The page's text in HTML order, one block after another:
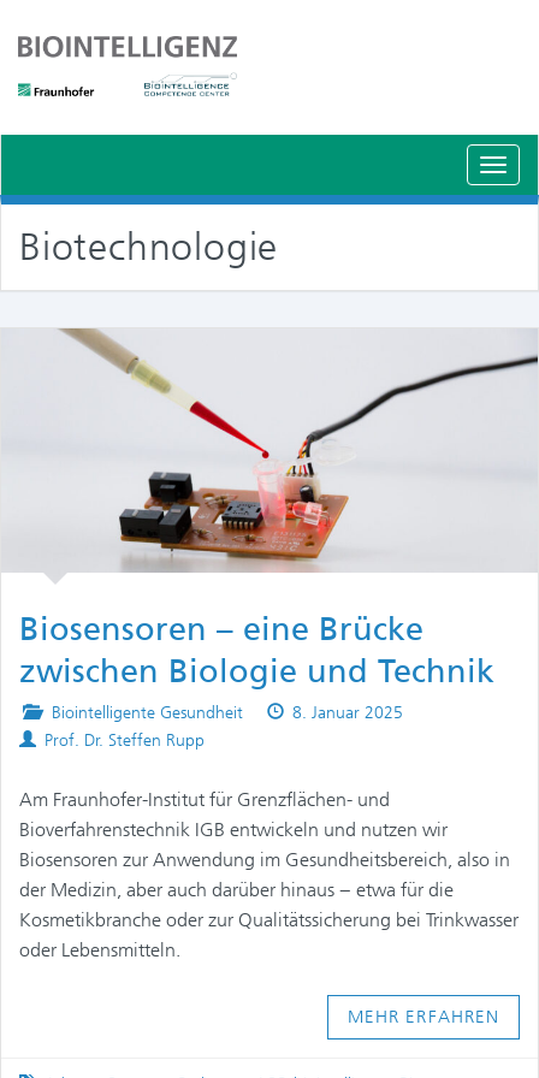
Biotechnologie
Biosensoren – eine Brücke
zwischen Biologie und Technik
Posted
in
Biointelligente Gesundheit
Published
8. Januar 2025
Authors
Prof. Dr. Steffen Rupp
Am Fraunhofer-Institut für Grenzflächen- und
Bioverfahrenstechnik IGB entwickeln und nutzen wir
Biosensoren zur Anwendung im Gesundheitsbereich, also in
der Medizin, aber auch darüber hinaus − etwa für die
Kosmetikbranche oder zur Qualitätssicherung bei Trinkwasser
oder Lebensmitteln.
MEHR ERFAHREN